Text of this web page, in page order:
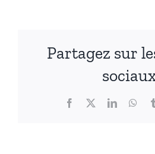
Partagez sur
Facebook LinkedIn